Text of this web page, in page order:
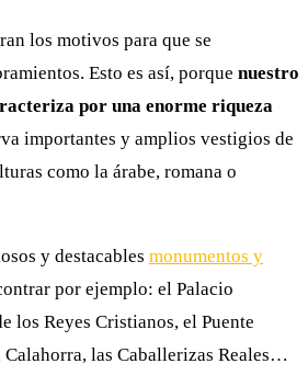
los motivos para que se
Esto es así, porque nuestro
por una enorme riqueza
importantes y amplios vestigios de
como la árabe, romana o
y destacables monumentos y
por ejemplo: el Palacio
los Reyes Cristianos, el Puente
Calahorra, las Caballerizas Reales…